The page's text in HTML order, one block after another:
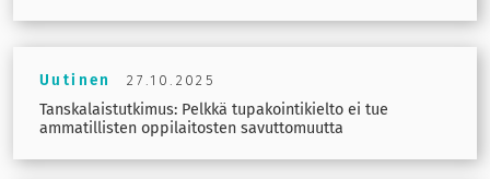
Uutinen 27.10.2025
Tanskalaistutkimus: Pelkkä tupakointikielto ei tue
ammatillisten oppilaitosten savuttomuutta